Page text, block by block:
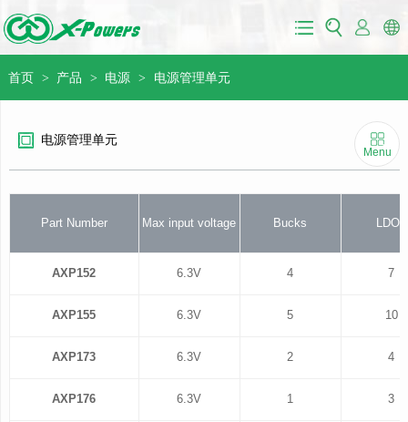
首页 > 产品 > 电源 > 电源管理单元
Menu
电源管理单元
Part Number Max input voltage Bucks LDOs
AXP152 6.3V 4 7
AXP155 6.3V 5 10
AXP173 6.3V 2 4
AXP176 6.3V 1 3